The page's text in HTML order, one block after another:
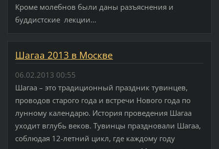
Кроме молебнов были даны разъяснения и
буддистские лекции...
Шагаа 2013 в Москве
06.02.2013 00:55
Шагаа – это традиционный праздник тувинцев,
проводов старого года и встречи Нового года по
лунному календарю. История проведения Шагаа
уходит вглубь веков. Тувинцы праздновали Шагаа,
соблюдая 12-летний цикл, где каждому году